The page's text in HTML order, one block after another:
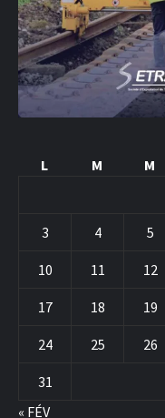
L
M M
« FÉV
3 4 5
10 11 12
17 18 19
24 25 26
31